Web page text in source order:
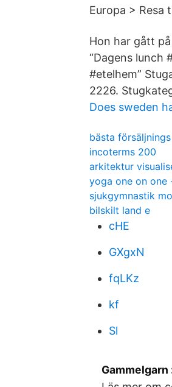
Europa > Resa
Hon har gått
“Dagens lunch
#etelhem”
2226.
Does sweden
bästa
incoterms 200
arkitektur
yoga one on one
sjukgymnastik
bilskilt land e
cHE
GXgxN
fqLKz
kf
Sl